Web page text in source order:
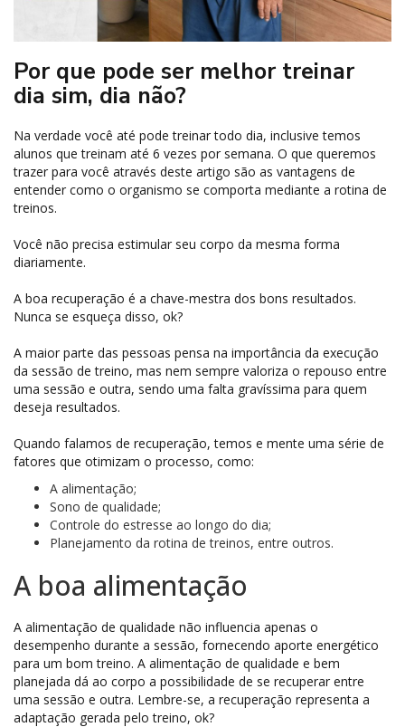
Por que pode ser melhor treinar
dia sim, dia não?
Na verdade você até pode treinar todo dia, inclusive temos
alunos que treinam até 6 vezes por semana. O que queremos
trazer para você através deste artigo são as vantagens de
entender como o organismo se comporta mediante a rotina de
treinos.
Você não precisa estimular seu corpo da mesma forma
diariamente.
A boa recuperação é a chave-mestra dos bons resultados.
Nunca se esqueça disso, ok?
A maior parte das pessoas pensa na importância da execução
da sessão de treino, mas nem sempre valoriza o repouso entre
uma sessão e outra, sendo uma falta gravíssima para quem
deseja resultados.
Quando falamos de recuperação, temos e mente uma série de
fatores que otimizam o processo, como:
A alimentação;
Sono de qualidade;
Controle do estresse ao longo do dia;
Planejamento da rotina de treinos, entre outros.
A boa alimentação
A alimentação de qualidade não influencia apenas o
desempenho durante a sessão, fornecendo aporte energético
para um bom treino. A alimentação de qualidade e bem
planejada dá ao corpo a possibilidade de se recuperar entre
uma sessão e outra. Lembre-se, a recuperação representa a
adaptação gerada pelo treino, ok?